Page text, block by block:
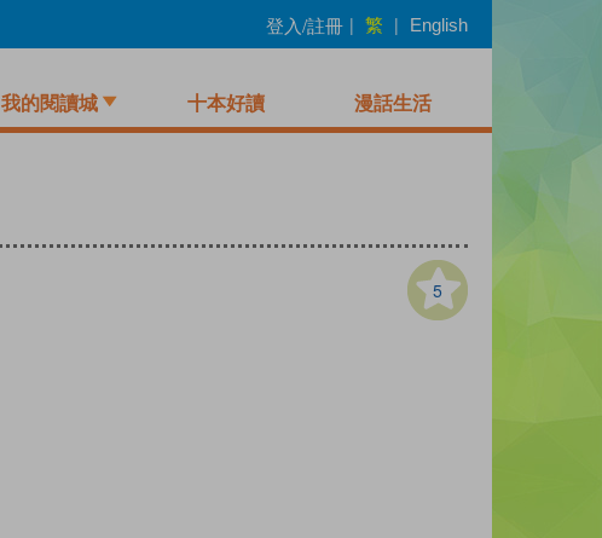
登入/註冊 | 繁 | English
我的閱讀城 十本好讀 漫話生活
5